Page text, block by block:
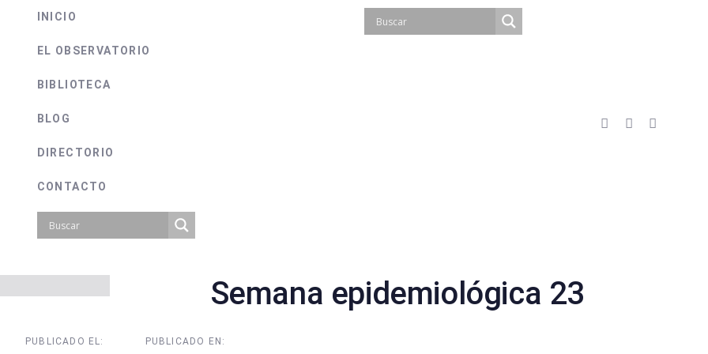
INICIO
EL OBSERVATORIO
BIBLIOTECA
BLOG
DIRECTORIO
CONTACTO
Semana epidemiológica 23
PUBLICADO EL: PUBLICADO EN: